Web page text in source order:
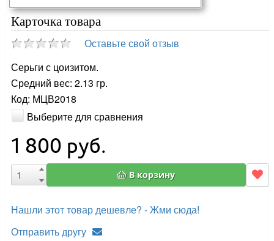
Карточка товара
Оставьте свой отзыв
Серьги с цоизитом.
Средний вес: 2.13 гр.
Код: МЦВ2018
Выберите для сравнения
1 800 руб.
В корзину
Нашли этот товар дешевле? - Жми сюда!
Отправить другу